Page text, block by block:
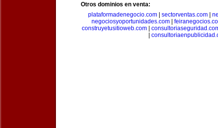
Otros dominios en venta:
plataformadenegocio.com| sectorventas.com|
negociosyoportunidades.com
construyetusitioweb.com|